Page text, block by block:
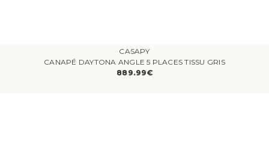
CASAPY
CANAPÉ DAYTONA ANGLE 5 PLACES TISSU GRIS
889.99€